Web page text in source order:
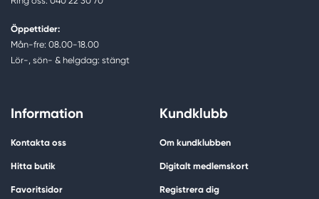
Öppettider:
Mån-fre: 08.00-18.00
Lör-, sön- & helgdag: stängt
Information
Kontakta oss
Hitta butik
Favoritsidor
Kundklubb
Om kundklubben
Digitalt medlemskort
Registrera dig